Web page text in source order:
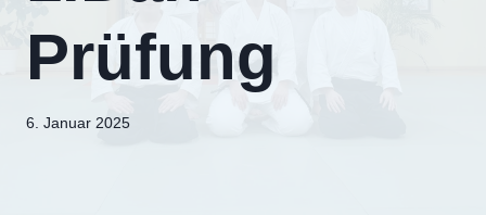
Prüfung
Von
6. Januar 2025